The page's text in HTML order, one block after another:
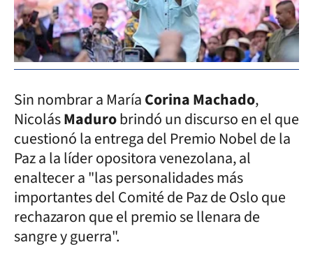
Sin nombrar a MaríaCorina Machado,
NicolásMadurobrindó un discurso en el que
cuestionó la entrega del Premio Nobel de la
Paz a la líder opositora venezolana, al
enaltecer a "las personalidades más
importantes del Comité de Paz de Oslo que
rechazaron que el premio se llenara de
sangre y guerra".